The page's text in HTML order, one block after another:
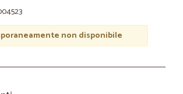
non disponibile